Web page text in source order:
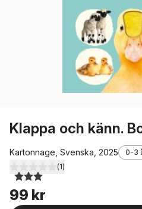
Klappa och känn.
Kartonnage, Svenska, 2025 0-3
3,0utav 5 stjärnor. Totalt antal
(1)
99 kr